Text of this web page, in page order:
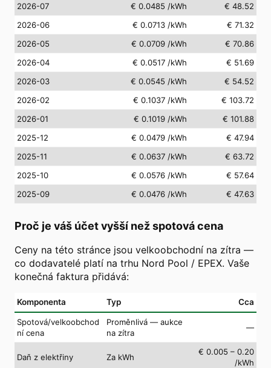
2026-07
€ 0.0485 /kWh
€ 48.52
2026-06
€ 0.0713 /kWh
€ 71.32
2026-05
€ 0.0709 /kWh
€ 70.86
2026-04
€ 0.0517 /kWh
€ 51.69
2026-03
€ 0.0545 /kWh
€ 54.52
2026-02
€ 0.1037 /kWh
€ 103.72
2026-01
€ 0.1019 /kWh
€ 101.88
2025-12
€ 0.0479 /kWh
€ 47.94
2025-11
€ 0.0637 /kWh
€ 63.72
2025-10
€ 0.0576 /kWh
€ 57.64
2025-09
€ 0.0476 /kWh € 47.63
Proč je váš účet vyšší než spotová cena
Ceny na této stránce jsou velkoobchodní na zítra —
co dodavatelé platí na trhu Nord Pool / EPEX. Vaše
konečná faktura přidává:
Komponenta Typ Cca
Spotová/velkoobchod
ní cena
Proměnlivá — aukce
na zítra
—
Daň z elektřiny Za kWh
€ 0.005 – 0.20
/kWh